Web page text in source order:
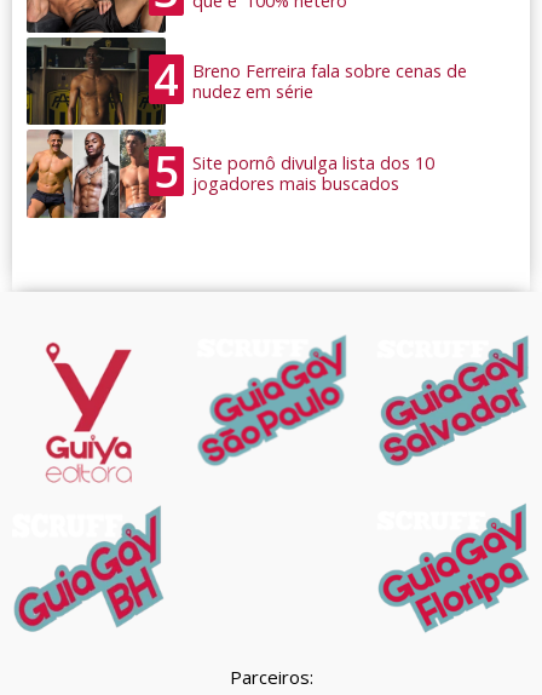
4
Breno Ferreira fala sobre cenas de
nudez em série
5
Site pornô divulga lista dos 10
jogadores mais buscados
Parceiros: